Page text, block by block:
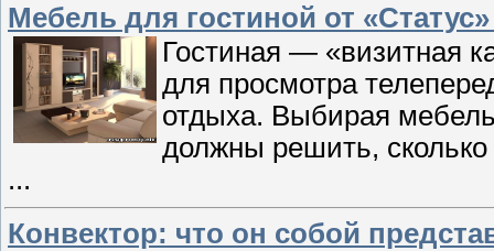
Мебель для гостиной от
Гостиная — «визитная
для просмотра
отдыха. Выбирая
должны решить, сколько
...
Конвектор: что он собой